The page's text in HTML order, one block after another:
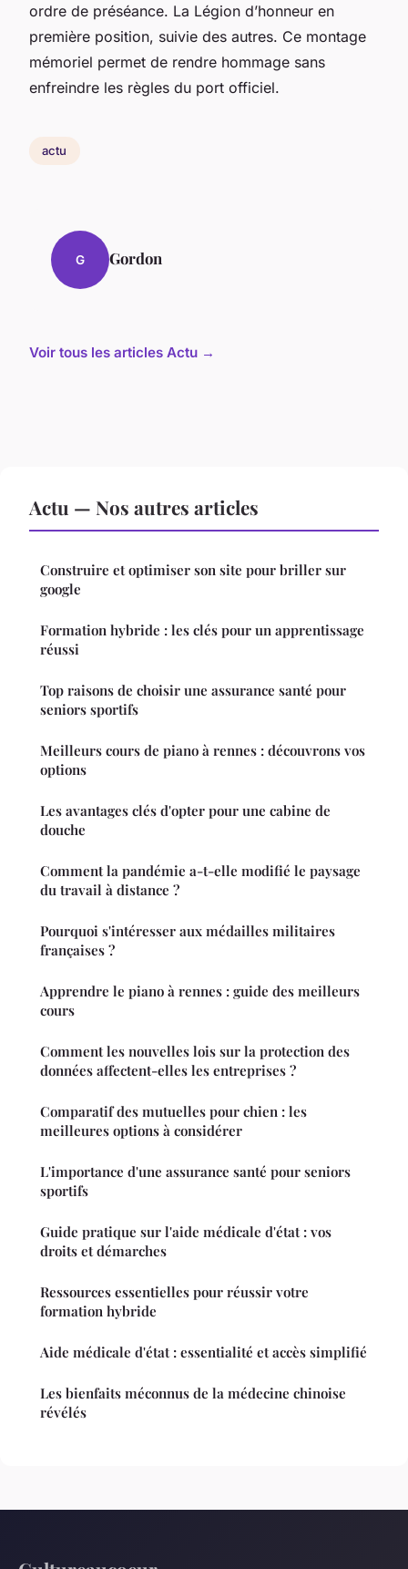
ordre de préséance. La Légion d’honneur en
première position, suivie des autres. Ce montage
mémoriel permet de rendre hommage sans
enfreindre les règles du port officiel.
actu
G Gordon
Voir tous les articles Actu →
Actu — Nos autres articles
Construire et optimiser son site pour briller sur
google
Formation hybride : les clés pour un apprentissage
réussi
Top raisons de choisir une assurance santé pour
seniors sportifs
Meilleurs cours de piano à rennes : découvrons vos
options
Les avantages clés d'opter pour une cabine de
douche
Comment la pandémie a-t-elle modifié le paysage
du travail à distance ?
Pourquoi s'intéresser aux médailles militaires
françaises ?
Apprendre le piano à rennes : guide des meilleurs
cours
Comment les nouvelles lois sur la protection des
données affectent-elles les entreprises ?
Comparatif des mutuelles pour chien : les
meilleures options à considérer
L'importance d'une assurance santé pour seniors
sportifs
Guide pratique sur l'aide médicale d'état : vos
droits et démarches
Ressources essentielles pour réussir votre
formation hybride
Aide médicale d'état : essentialité et accès simplifié
Les bienfaits méconnus de la médecine chinoise
révélés